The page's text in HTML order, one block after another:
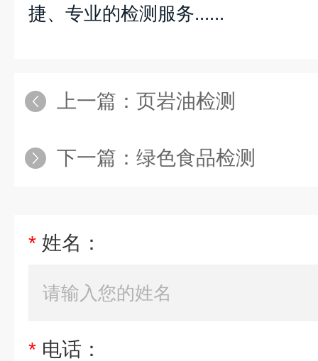
捷、专业的检测服务......
上一篇： 页岩油检测
下一篇： 绿色食品检测
* 姓名：
* 电话：